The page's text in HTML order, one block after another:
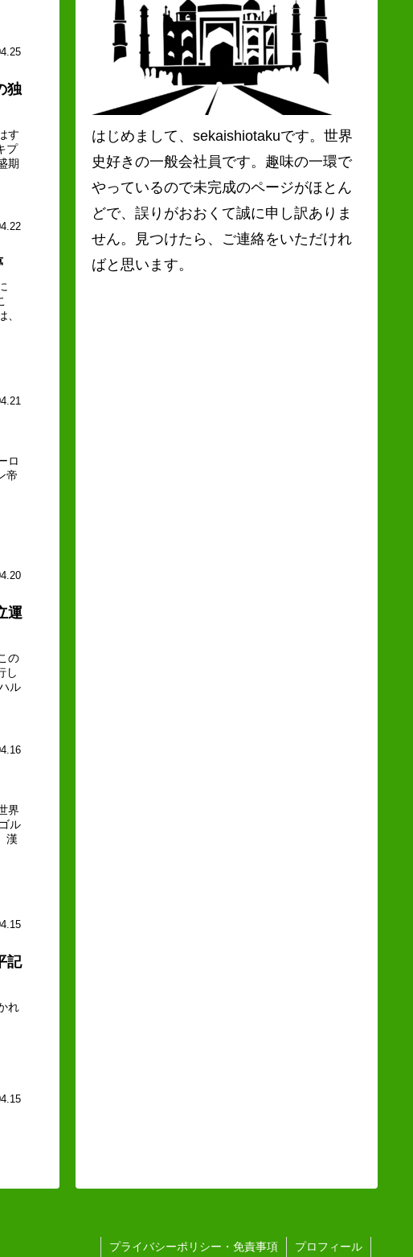
独
す
プ
期
、
ロ
帝
運
の
し
ル
界
ル
漢
記
れ
はじめまして、sekaishiotakuです。世界
史好きの一般会社員です。趣味の一環で
やっているので未完成のページがほとん
どで、誤りがおおくて誠に申し訳ありま
せん。見つけたら、ご連絡をいただけれ
ばと思います。
プライバシーポリシー・免責事項 プロフィール